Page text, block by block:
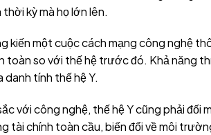
kỳ mà họ lớn lên.
kiến một cuộc cách mạng công nghệ
toàn so với thế hệ trước đó. Khả năng
tính thế hệ Y.
với công nghệ, thế hệ Y cũng phải
tài chính toàn cầu, biến đổi về môi